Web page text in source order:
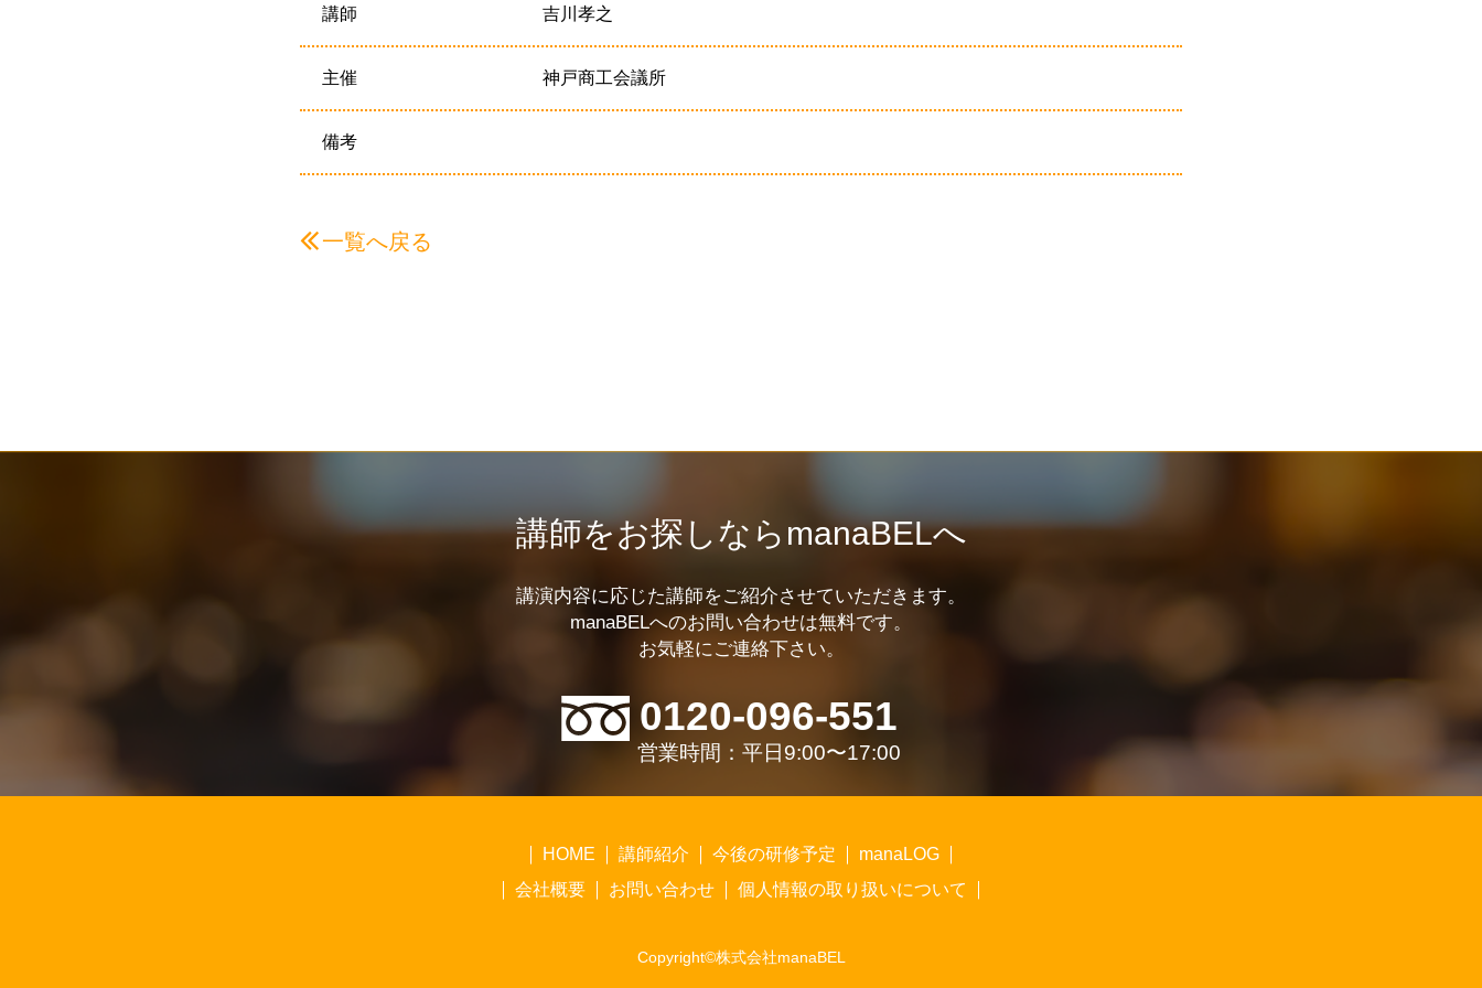
講師 吉川孝之
主催 神戸商工会議所
備考
一覧へ戻る
講師をお探しならmanaBELへ
講演内容に応じた講師をご紹介させていただきます。
manaBELへのお問い合わせは無料です。
お気軽にご連絡下さい。
0120-096-551
営業時間：平日9:00〜17:00
HOME 講師紹介 今後の研修予定
manaLOG
会社概要
お問い合わせ 個人情報の取り扱いについて
Copyright©株式会社manaBEL